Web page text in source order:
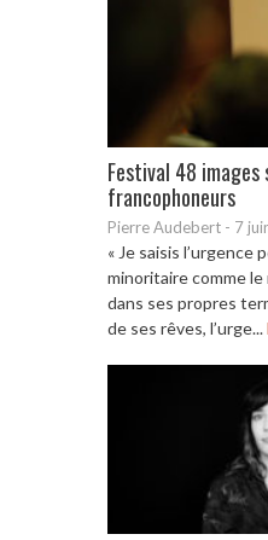
Festival 48 images
francophoneurs
Pierre Audebert - 7
« Je saisis l’urgence
minoritaire comme
dans ses propres
de ses rêves, l’urge...